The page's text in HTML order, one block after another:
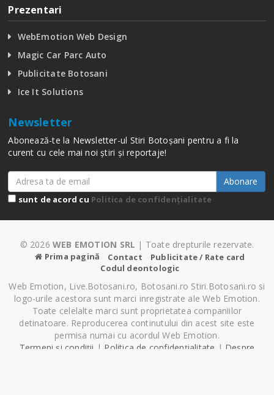
Prezentari
WebEmotion Web Design
Magic Car Parc Auto
Publicitate Botosani
Ice It Solutions
Newsletter
Abonează-te la Newsletter-ul Stiri Botoșani pentru a fi la
curent cu cele mai noi știri și reportaje!
Abonare
sunt de acord cu Politica de confidențialitate
© 2026 WEB EMOTION SRL | Toate drepturile rezervate.
Prima pagină Contact
Publicitate / Rate card
Codul deontologic
Web Emotion, Live.Botosani.ro, Botosani.ro Stiri.Botosani.ro si
logo-urile acestora sunt marci inregistrate ale Web Emotion.
Toate celelalte marci sunt proprietatea companiilor
detinatoare. Reproducerea continutului din acest site este
permisa numai cu acordul Web Emotion.
Termeni și condiții | Politica de confidențialitate | Despre